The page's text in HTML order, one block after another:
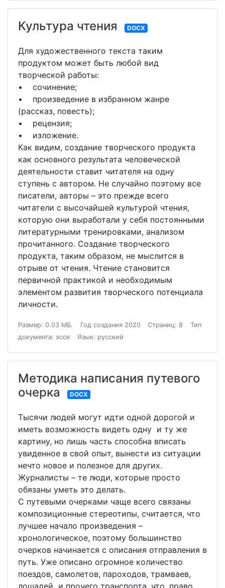
Культура чтения DOCX
Для художественного текста таким
продуктом может быть любой вид
творческой работы:
• сочинение;
• произведение в избранном жанре
(рассказ, повесть);
• рецензия;
• изложение.
Как видим, создание творческого продукта
как основного результата человеческой
деятельности ставит читателя на одну
ступень с автором. Не случайно поэтому все
писатели, авторы – это прежде всего
читатели с высочайшей культурой чтения,
которую они выработали у себя постоянными
литературными тренировками, анализом
прочитанного. Создание творческого
продукта, таким образом, не мыслится в
отрыве от чтения. Чтение становится
первичной практикой и необходимым
элементом развития творческого потенциала
личности.
Размер: 0.03 МБ. Год создания 2020 Страниц: 8
Тип
документа: эссе
Язык: русский
Методика написания путевого
очерка
DOCX
Тысячи людей могут идти одной дорогой и
иметь возможность видеть одну и ту же
картину, но лишь часть способна вписать
увиденное в свой опыт, вынести из ситуации
нечто новое и полезное для других.
Журналисты – те люди, которые просто
обязаны уметь это делать.
С путевыми очерками чаще всего связаны
композиционные стереотипы, считается, что
лучшее начало произведения –
хронологическое, поэтому большинство
очерков начинается с описания отправления в
путь. Уже описано огромное количество
поездов, самолетов, пароходов, трамваев,
лошадей и прочего транспорта, что, право